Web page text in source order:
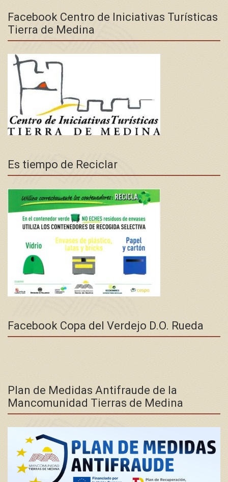
Facebook Centro de Iniciativas Turísticas
Tierra de Medina
Es tiempo de Reciclar
Facebook Copa del Verdejo D.O. Rueda
Plan de Medidas Antifraude de la
Mancomunidad Tierras de Medina